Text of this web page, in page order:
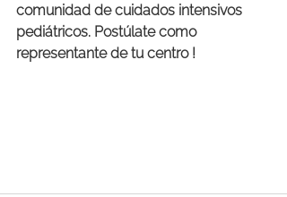
comunidad de cuidados intensivos
pediátricos. Postúlate como
representante de tu centro !